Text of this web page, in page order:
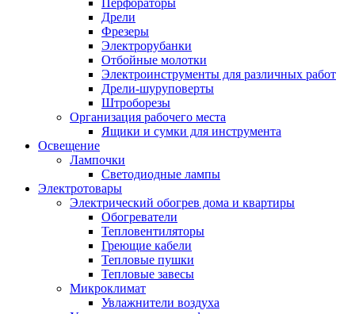
Перфораторы
Дрели
Фрезеры
Электрорубанки
Отбойные молотки
Электроинструменты для различных работ
Дрели-шуруповерты
Штроборезы
Организация рабочего места
Ящики и сумки для инструмента
Освещение
Лампочки
Светодиодные лампы
Электротовары
Электрический обогрев дома и квартиры
Обогреватели
Тепловентиляторы
Греющие кабели
Тепловые пушки
Тепловые завесы
Микроклимат
Увлажнители воздуха